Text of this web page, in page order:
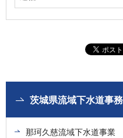
茨城県流域下水道事
那珂久慈流域下水道事業